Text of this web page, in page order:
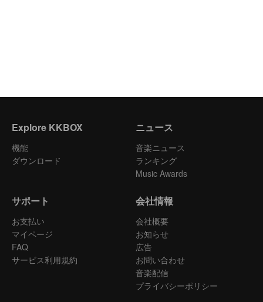
Explore KKBOX
機能
ダウンロード
ニュース
音楽ニュース
ランキング
Music Awards
サポート
お支払い
マイページ
FAQ
サービス利用規約
会社情報
会社概要
お知らせ
広告
お問い合わせ
音楽配信
プライバシーポリシー